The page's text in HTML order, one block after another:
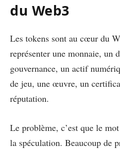
du Web3
Les tokens sont au cœur du
représenter une monnaie, un
gouvernance, un actif
de jeu, une œuvre, un
réputation.
Le problème, c’est que le
la spéculation. Beaucoup de